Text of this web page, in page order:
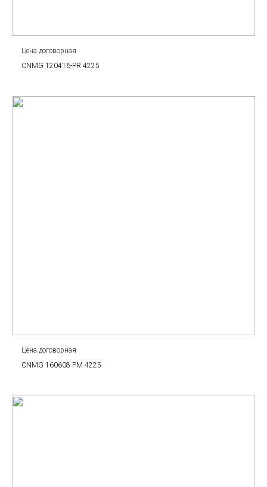
Цена договорная
CNMG 120416-PR 4225
Цена договорная
CNMG 160608 PM 4225